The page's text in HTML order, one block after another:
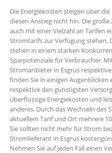
Die Energiekosten steigen über
diesen Anstieg nicht hin. Die
auch mit einer Vielzahl an Tarifen
Stromtarifs zur Verfügung stehen.
stehen in einem starken
Sparpotenziale für Verbraucher.
Stromanbieter in Esgrus
finden Sie in einigen
respektive den günstigsten
überflüssige Energiekosten und
anderes. Durch das Wechseln des
aktuellem Tarif und Ort mehrere
Sie sollten nicht mehr für Strom
Stromlieferant in Esgrus
Nehmen Sie auf jeden Fall einen